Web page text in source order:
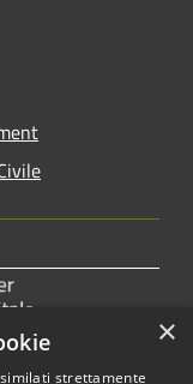
×
strettamente